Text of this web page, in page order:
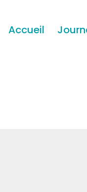
Accueil